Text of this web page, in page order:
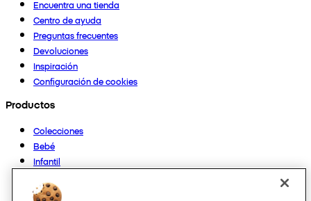
Encuentra una tienda
Centro de ayuda
Preguntas frecuentes
Devoluciones
Inspiración
Configuración de cookies
Productos
Colecciones
Bebé
Infantil
Mujer